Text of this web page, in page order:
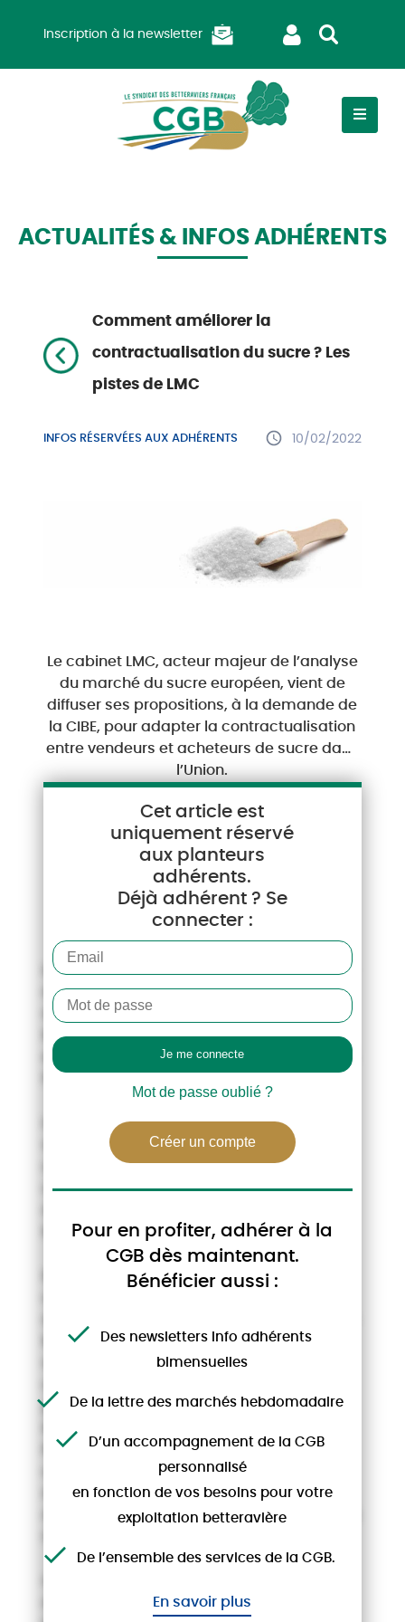
Inscription à la newsletter
ACTUALITÉS & INFOS ADHÉRENTS
Comment améliorer la
contractualisation du sucre ? Les
pistes de LMC
INFOS RÉSERVÉES AUX ADHÉRENTS 10/02/2022
Le cabinet LMC, acteur majeur de l’analyse
du marché du sucre européen, vient de
diffuser ses propositions, à la demande de
la CIBE, pour adapter la contractualisation
entre vendeurs et acheteurs de sucre dans
l’Union.
Cet article est
uniquement réservé
aux planteurs
adhérents.
Déjà adhérent ? Se
connecter :
Mot de passe oublié ?
Créer un compte
Pour en profiter, adhérer à la
CGB dès maintenant.
Bénéficier aussi :
Des newsletters Info adhérents
bimensuelles
De la lettre des marchés hebdomadaire
D’un accompagnement de la CGB
personnalisé
en fonction de vos besoins pour votre
exploitation betteravière
De l’ensemble des services de la CGB.
En savoir plus
Le cabinet LMC, acteur majeur de l’analyse
du marché du sucre européen, vient de
diffuser ses propositions, à la demande de
la CIBE, pour adapter la contractualisation
entre vendeurs et acheteurs de sucre dans
L’analyste estime que les modalités de
vente de sucre, à prix fixe, a eu des
conséquentes aggravantes de la crise
communautaire, et empêche l’adaptation
la fin des quotas.
Elle propose, à travers des pistes très
les intervenants ne peuvent pas agir (la
valeur du marché mondial), pour se
par rapport au marché à terme. Les
intervenants ne négocieraient plus un prix
fixe, mais la valeur de la prime
communautaire par rapport à la valeur du
marché à terme : bref le développement
de contrats indexés comme le demande la
des produits agricoles vendus sur l’Union.